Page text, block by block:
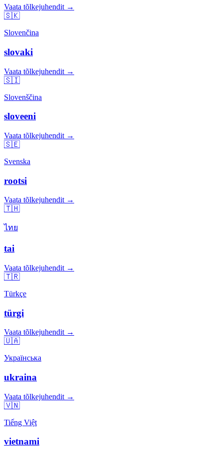
Vaata tõlkejuhendit →
🇸🇰
Slovenčina
slovaki
Vaata tõlkejuhendit →
🇸🇮
Slovenščina
sloveeni
Vaata tõlkejuhendit →
🇸🇪
Svenska
rootsi
Vaata tõlkejuhendit →
🇹🇭
ไทย
tai
Vaata tõlkejuhendit →
🇹🇷
Türkçe
türgi
Vaata tõlkejuhendit →
🇺🇦
Українська
ukraina
Vaata tõlkejuhendit →
🇻🇳
Tiếng Việt
vietnami